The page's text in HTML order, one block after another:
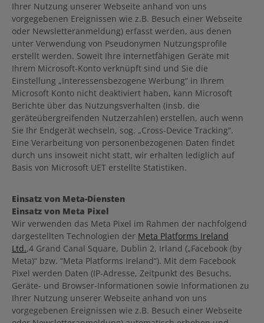
Ihrer Nutzung unserer Webseite anhand von uns
vorgegebenen Ereignissen wie z.B. Besuch einer Webseite
oder Newsletteranmeldung) erfasst werden, aus denen
unter Verwendung von Pseudonymen Nutzungsprofile
erstellt werden. Soweit Ihre internetfähigen Geräte mit
Ihrem Microsoft-Konto verknüpft sind und Sie die
Einstellung „Interessensbezogene Werbung“ in Ihrem
Microsoft Konto nicht deaktiviert haben, kann Microsoft
Berichte über das Nutzungsverhalten (insb. die
geräteübergreifenden Nutzerzahlen) erstellen, auch wenn
Sie Ihr Endgerät wechseln, sog. „Cross-Device Tracking“.
Eine Verarbeitung von personenbezogenen Daten findet
durch uns insoweit nicht statt, wir erhalten lediglich auf
Basis von Microsoft UET erstellte Statistiken.
Einsatz von Meta-Diensten
Einsatz von Meta Pixel
Wir verwenden das Meta Pixel im Rahmen der nachfolgend
dargestellten Technologien der Meta Platforms Ireland
Ltd.,4 Grand Canal Square, Dublin 2, Irland („Facebook (by
Meta)“ bzw. “Meta Platforms Ireland“). Mit dem Facebook
Pixel werden Daten (IP-Adresse, Zeitpunkt des Besuchs,
Geräte- und Browser-Informationen sowie Informationen zu
Ihrer Nutzung unserer Webseite anhand von uns
vorgegebenen Ereignissen wie z.B. Besuch einer Webseite